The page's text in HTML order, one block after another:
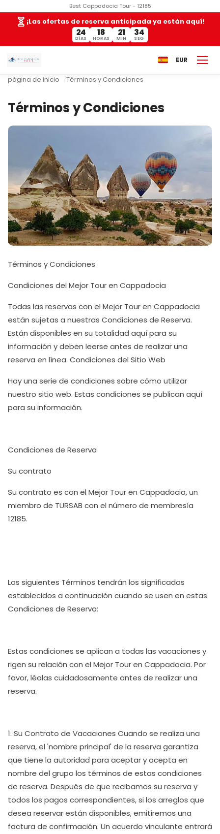
Best Cappadocia Tour - 12185
¡Las ofertas de reserva anticipada ya están aquí!
24
DÍAS
18
HORAS
21
MIN
33
SEG
EUR
página de inicio Términos y Condiciones
Términos y Condiciones
Términos y Condiciones
Condiciones del Mejor Tour en Cappadocia
Todas las reservas con el Mejor Tour en Cappadocia
están sujetas a nuestras Condiciones de Reserva.
Están disponibles en su totalidad aquí para su
información y deben leerse antes de realizar una
reserva en línea. Condiciones del Sitio Web
Hay una serie de condiciones sobre cómo utilizar
nuestro sitio web. Estas condiciones se publican aquí
para su información.
Condiciones de Reserva
Su contrato
Su contrato es con el Mejor Tour en Cappadocia, un
miembro de TURSAB con el número de membresía
12185.
Los siguientes Términos tendrán los significados
establecidos a continuación cuando se usen en estas
Condiciones de Reserva:
Estas condiciones se aplican a todas las vacaciones y
rigen su relación con el Mejor Tour en Cappadocia. Por
favor, léalas cuidadosamente antes de realizar una
reserva.
1. Su Contrato de Vacaciones Cuando se realiza una
reserva, el 'nombre principal' de la reserva garantiza
que tiene la autoridad para aceptar y acepta en
nombre del grupo los términos de estas condiciones
de reserva. Después de que recibamos su reserva y
todos los pagos correspondientes, si los arreglos que
desea reservar están disponibles, emitiremos una
factura de confirmación. Un acuerdo vinculante entrará